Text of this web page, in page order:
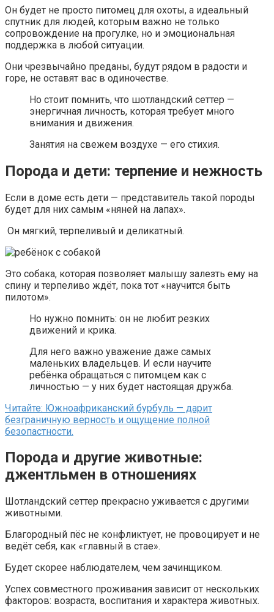
Он будет не просто питомец для охоты, а идеальный
спутник для людей, которым важно не только
сопровождение на прогулке, но и эмоциональная
поддержка в любой ситуации.
Они чрезвычайно преданы, будут рядом в радости и
горе, не оставят вас в одиночестве.
Но стоит помнить, что шотландский сеттер —
энергичная личность, которая требует много
внимания и движения.
Занятия на свежем воздухе — его стихия.
Порода и дети: терпение и нежность
Если в доме есть дети — представитель такой породы
будет для них самым «няней на лапах».
Он мягкий, терпеливый и деликатный.
Это собака, которая позволяет малышу залезть ему на
спину и терпеливо ждёт, пока тот «научится быть
пилотом».
Но нужно помнить: он не любит резких
движений и крика.
Для него важно уважение даже самых
маленьких владельцев. И если научите
ребёнка обращаться с питомцем как с
личностью — у них будет настоящая дружба.
Читайте: Южноафриканский бурбуль — дарит
безграничную верность и ощущение полной
безопастности.
Порода и другие животные:
джентльмен в отношениях
Шотландский сеттер прекрасно уживается с другими
животными.
Благородный пёс не конфликтует, не провоцирует и не
ведёт себя, как «главный в стае».
Будет скорее наблюдателем, чем зачинщиком.
Успех совместного проживания зависит от нескольких
факторов: возраста, воспитания и характера животных.